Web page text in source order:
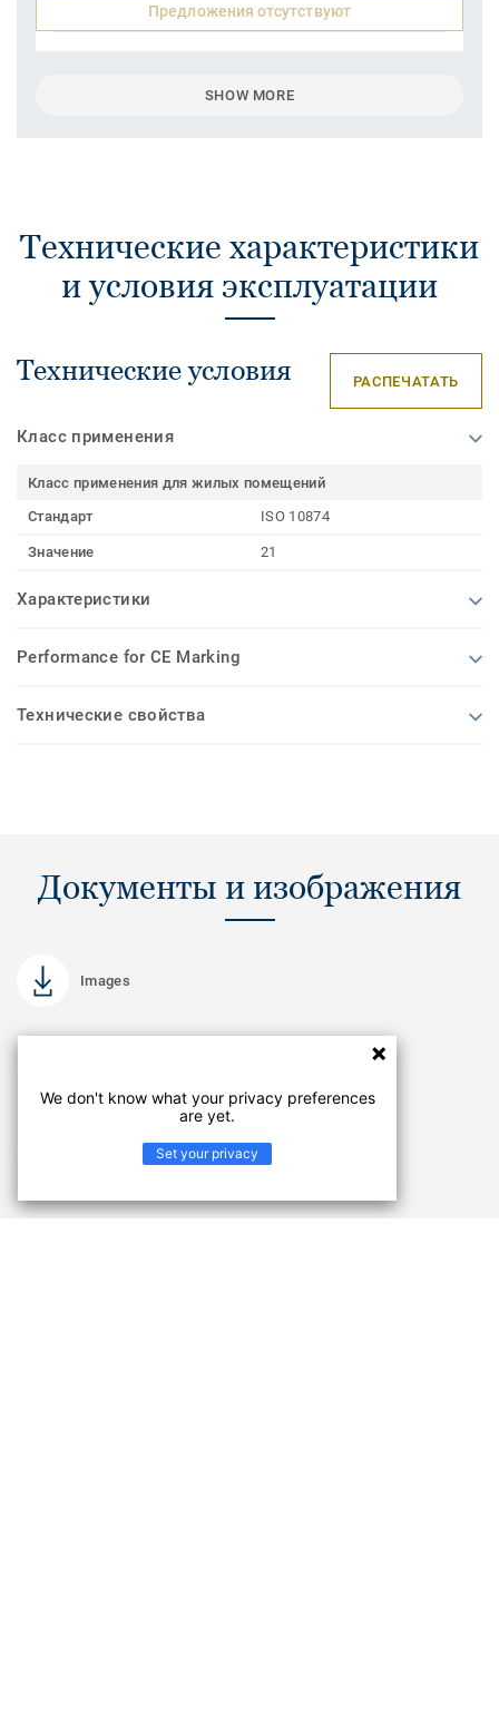
Предложения отсутствуют
SHOW MORE
Технические характеристики
и условия эксплуатации
Технические условия РАСПЕЧАТАТЬ
Класс применения
Класс применения для жилых помещений
Стандарт
ISO 10874
Значение 21
Характеристики
Performance for CE Marking
Технические свойства
Документы и изображения
Images
We don't know what your privacy preferences
are yet.
Set your privacy